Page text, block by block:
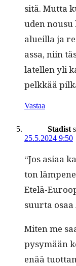
sitä. Mut­ta
u­den
alueil­la ja
as­sa, niin
latellen yli
pelkkää
Vastaa
Stadist
25.5.2024 9:50
“Jos asi­aa
ton
Etelä-
suur­ta
Miten me
pysymään
enää